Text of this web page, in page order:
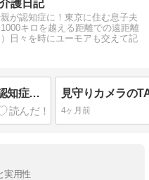
護日記
が認知症に！東京に住む息子夫
キロを越える距離での遠距離
日々を時にユーモアも交えて記
膝の痛みを訴えなくなった母～認知症の影響？
4ヶ月前
実用性